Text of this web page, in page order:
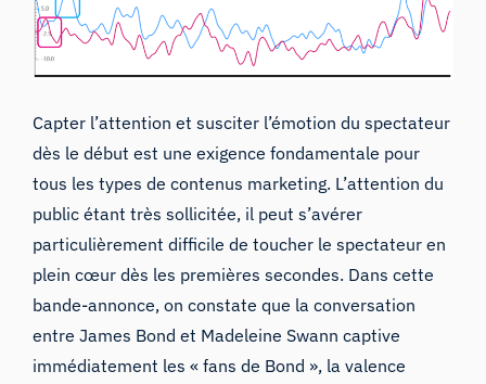
Capter l’attention et susciter l’émotion du spectateur
dès le début est une exigence fondamentale pour
tous les types de contenus marketing. L’attention du
public étant très sollicitée, il peut s’avérer
particulièrement difficile de toucher le spectateur en
plein cœur dès les premières secondes. Dans cette
bande-annonce, on constate que la conversation
entre James Bond et Madeleine Swann captive
immédiatement les « fans de Bond », la valence